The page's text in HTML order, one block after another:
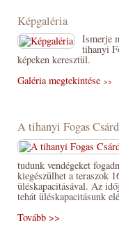
Képgaléria
Ismerje
tihanyi
képeken keresztül.
Galéria megtekintése >>
A tihanyi Fogas
tudunk vendégeket
kiegészülhet a teraszok
üléskapacitásával. Az
tehát üléskapacitásunk
Tovább >>